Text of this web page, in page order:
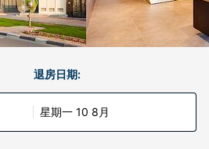
退房日期:
星期一 10 8月